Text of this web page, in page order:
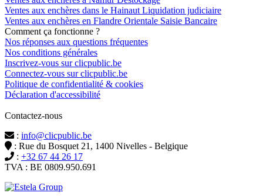
Ventes aux enchères dans le Hainaut Liquidation judiciaire
Ventes aux enchères en Flandre Orientale Saisie Bancaire
Comment ça fonctionne ?
Nos réponses aux questions fréquentes
Nos conditions générales
Inscrivez-vous sur clicpublic.be
Connectez-vous sur clicpublic.be
Politique de confidentialité & cookies
Déclaration d'accessibilité
Contactez-nous
: info@clicpublic.be
: Rue du Bosquet 21, 1400 Nivelles - Belgique
: +32 67 44 26 17
TVA : BE 0809.950.691